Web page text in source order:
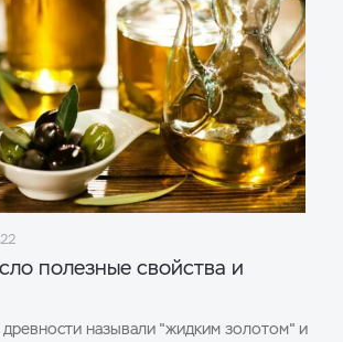
полезные свойства и
называли "жидким золотом" и